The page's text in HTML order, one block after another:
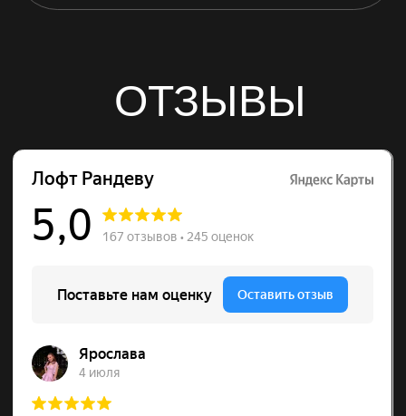
Остались вопросы?
Хотите поставить бронь?